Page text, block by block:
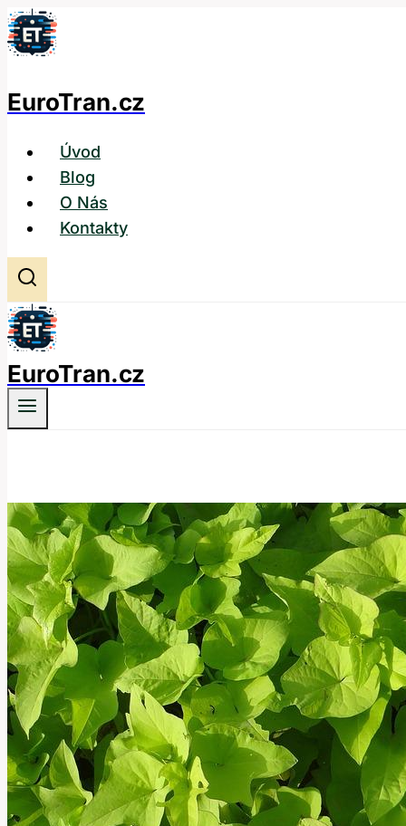
Přeskočit
na
EuroTran.cz
Úvod
Blog
O Nás
Kontakty
EuroTran.cz